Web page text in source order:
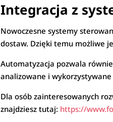
Integracja z
Nowoczesne systemy
dostaw. Dzięki temu możliwe
Automatyzacja pozwala
analizowane i
Dla osób zainteresowanych
znajdziesz tutaj: https://